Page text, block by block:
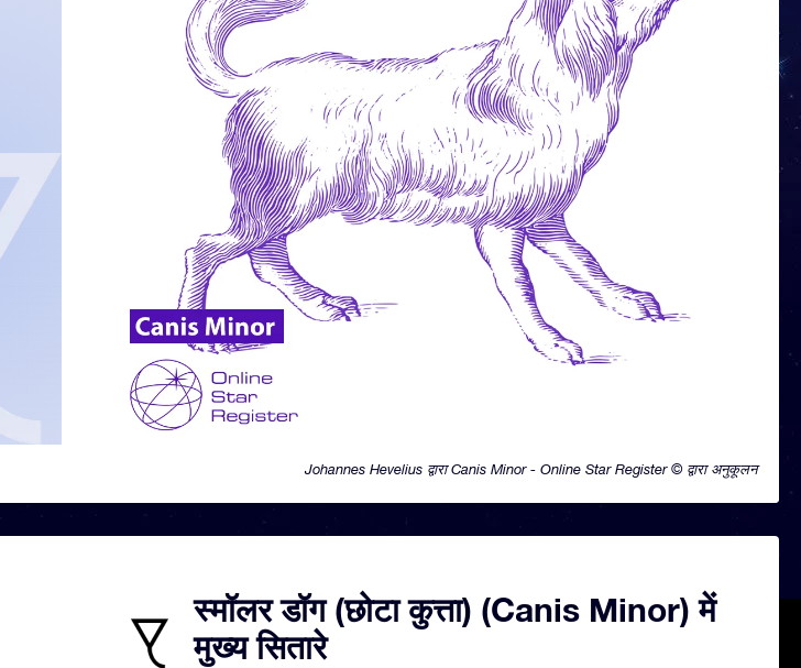
Johannes Hevelius द्वारा Canis Minor - Online Star Register © द्वारा अनुकूलन
स्मॉलर डॉग (छोटा कुत्ता) (Canis Minor) में
मुख्य सितारे